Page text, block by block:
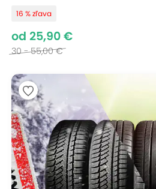
16 % zľava
od 25,90 €
30 - 55,00 €